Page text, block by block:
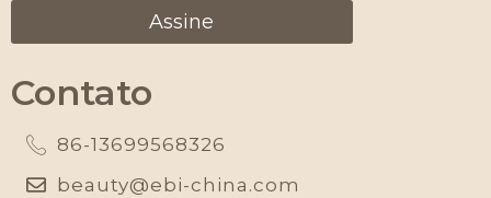
Assine
Contato
86-13699568326
beauty@ebi-china.com